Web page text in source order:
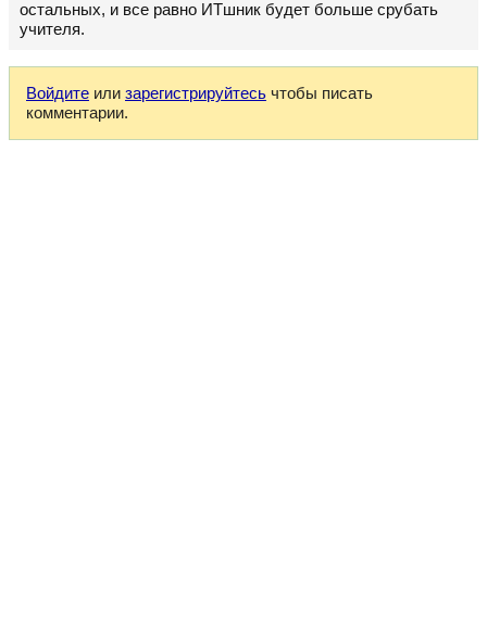
остальных, и все равно ИТшник будет больше срубать
учителя.
Войдите или зарегистрируйтесь чтобы писать
комментарии.